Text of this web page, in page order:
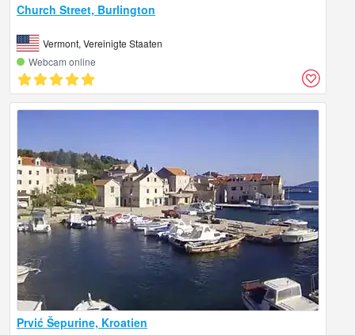
Church Street, Burlington
Vermont, Vereinigte Staaten
Webcam online
Prvić Šepurine, Kroatien